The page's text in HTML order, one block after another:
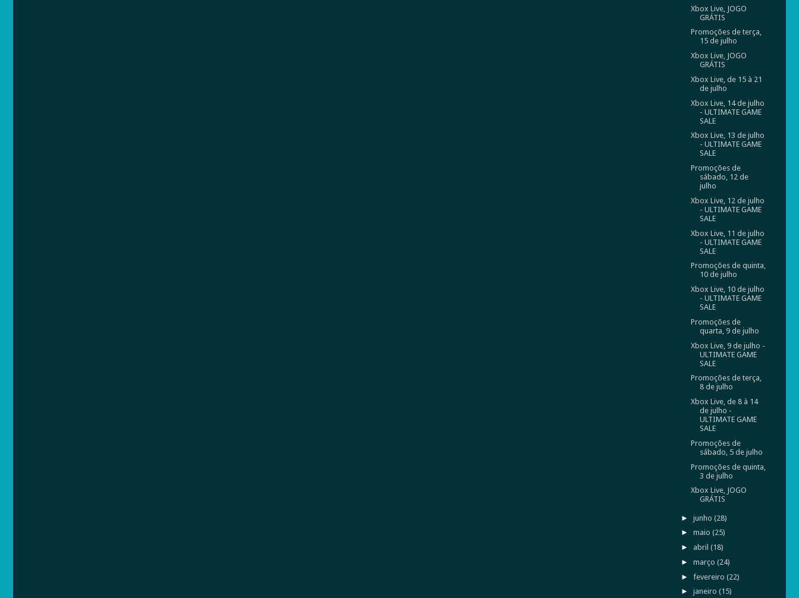
Xbox Live, JOGO
GRÁTIS
Promoções de terça,
15 de julho
Xbox Live, JOGO
GRÁTIS
Xbox Live, de 15 à 21
de julho
Xbox Live, 14 de julho
- ULTIMATE GAME
SALE
Xbox Live, 13 de julho
- ULTIMATE GAME
SALE
Promoções de
sábado, 12 de
julho
Xbox Live, 12 de julho
- ULTIMATE GAME
SALE
Xbox Live, 11 de julho
- ULTIMATE GAME
SALE
Promoções de quinta,
10 de julho
Xbox Live, 10 de julho
- ULTIMATE GAME
SALE
Promoções de
quarta, 9 de julho
Xbox Live, 9 de julho -
ULTIMATE GAME
SALE
Promoções de terça,
8 de julho
Xbox Live, de 8 à 14
de julho -
ULTIMATE GAME
SALE
Promoções de
sábado, 5 de julho
Promoções de quinta,
3 de julho
Xbox Live, JOGO
GRÁTIS
► junho (28)
► maio (25)
► abril (18)
► março (24)
► fevereiro (22)
► janeiro (15)